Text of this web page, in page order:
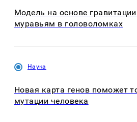
Модель на основе
муравьям в головоломках
Наука
Новая карта генов поможет
мутации человека